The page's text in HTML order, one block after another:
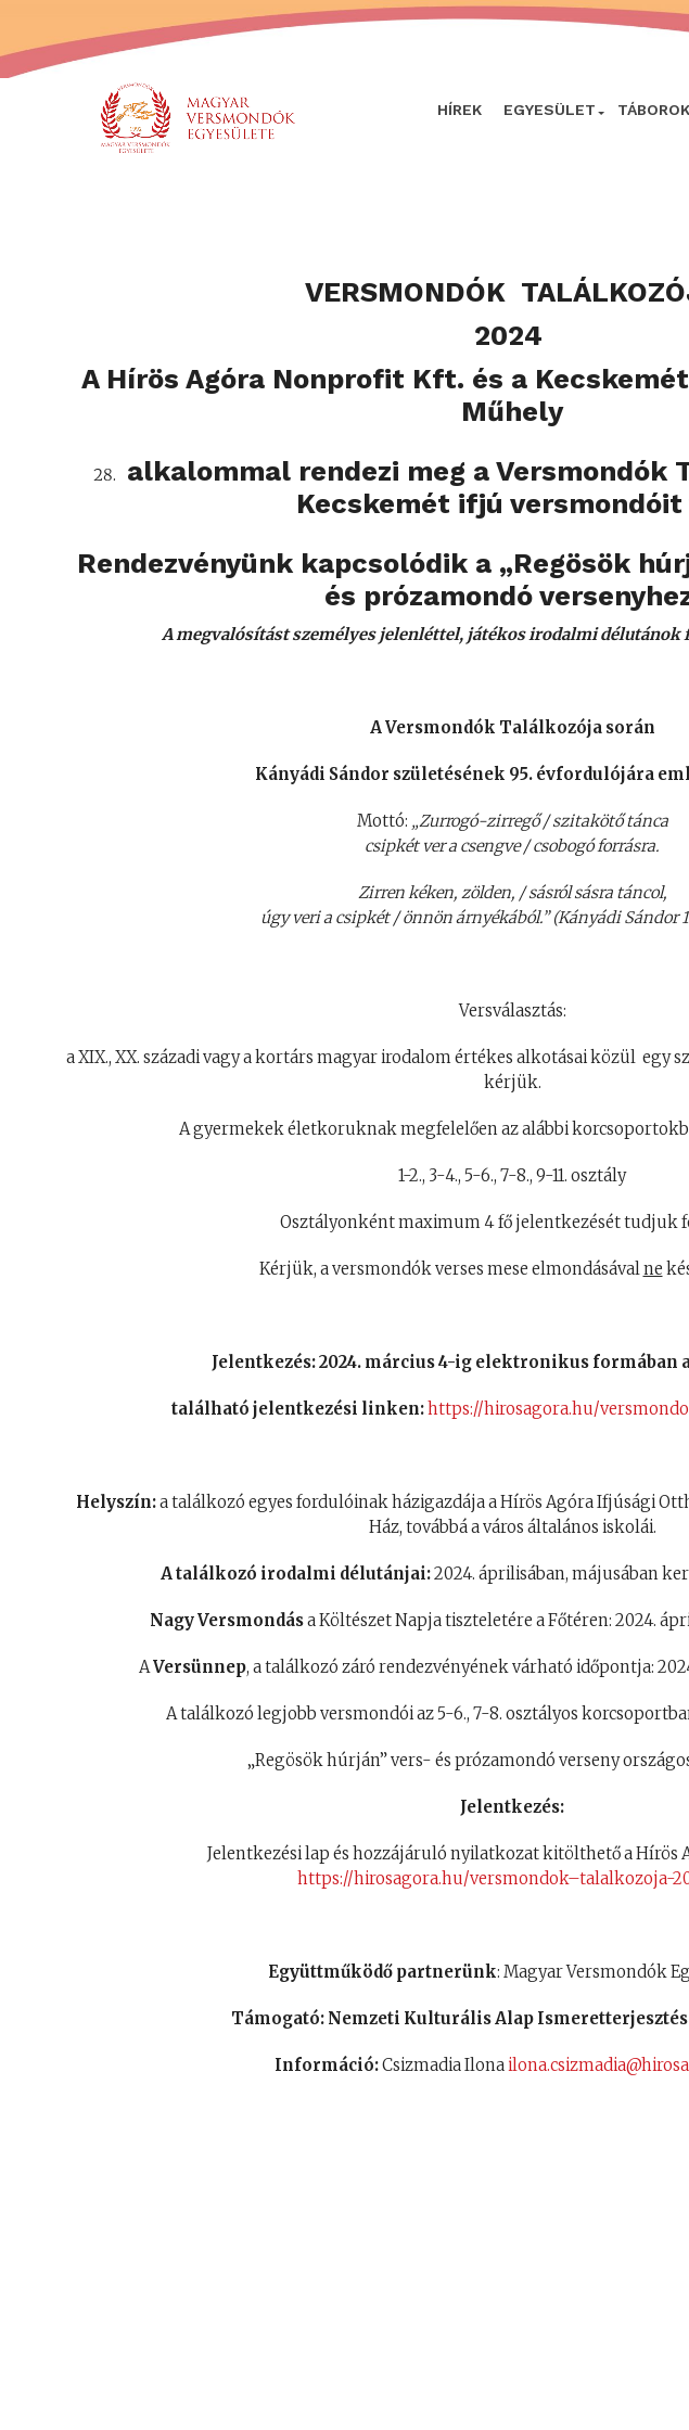
HÍREK EGYESÜLET TÁBOROK
VERSMONDÓK
2024
A Hírös Agóra Nonprofit Kft. és a
Műhely
alkalommal rendezi meg a Versmondók
Kecskemét ifjú versmondóit
Rendezvényünk kapcsolódik a „Regösök
és prózamondó
A megvalósítást személyes jelenléttel, játékos irodalmi délutánok
A Versmondók Találkozója során
Kányádi Sándor születésének 95. évfordulójára
Mottó: „Zurrogó-zirregő / szitakötő tánca
csipkét ver a csengve / csobogó forrásra.
Zirren kéken, zölden, / sásról sásra táncol,
úgy veri a csipkét / önnön árnyékából.” (Kányádi Sándor
Versválasztás:
a XIX., XX. századi vagy a kortárs magyar irodalom értékes alkotásai közül egy
kérjük.
A gyermekek életkoruknak megfelelően az alábbi
1-2., 3-4., 5-6., 7-8., 9-11. osztály
Osztályonként maximum 4 fő jelentkezését tudjuk
Kérjük, a versmondók verses mese elmondásávalne
Jelentkezés: 2024. március 4-ig elektronikus formában
található jelentkezési linken:https://hirosagora.hu/
Helyszín:a találkozó egyes fordulóinak házigazdája a Hírös Agóra Ifjúsági
Ház, továbbá a város általános iskolái.
A találkozó irodalmi délutánjai:2024. áprilisában, májusában
Nagy Versmondása Költészet Napja tiszteletére a Főtéren: 2024.
AVersünnep, a találkozó záró rendezvényének várható időpontja:
A találkozó legjobb versmondói az 5-6., 7-8. osztályos
„Regösök húrján” vers- és prózamondó verseny
Jelentkezés:
Jelentkezési lap és hozzájáruló nyilatkozat kitölthető a Hírös
https://hirosagora.hu/versmondok–talalkozoja-
Együttműködő partnerünk: Magyar Versmondók
Támogató: Nemzeti Kulturális Alap
Információ:Csizmadia Ilona